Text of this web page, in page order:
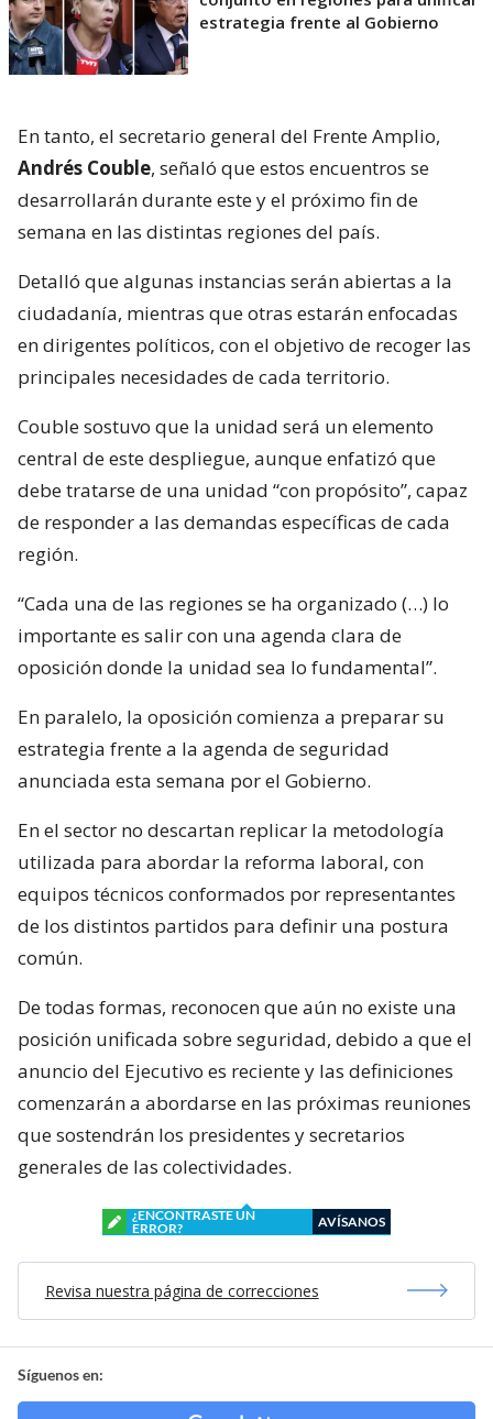
estrategia frente al Gobierno
En tanto, el secretario general del Frente Amplio,
Andrés Couble, señaló que estos encuentros se
desarrollarán durante este y el próximo fin de
semana en las distintas regiones del país.
Detalló que algunas instancias serán abiertas a la
ciudadanía, mientras que otras estarán enfocadas
en dirigentes políticos, con el objetivo de recoger las
principales necesidades de cada territorio.
Couble sostuvo que la unidad será un elemento
central de este despliegue, aunque enfatizó que
debe tratarse de una unidad “con propósito”, capaz
de responder a las demandas específicas de cada
región.
“Cada una de las regiones se ha organizado (…) lo
importante es salir con una agenda clara de
oposición donde la unidad sea lo fundamental”.
En paralelo, la oposición comienza a preparar su
estrategia frente a la agenda de seguridad
anunciada esta semana por el Gobierno.
En el sector no descartan replicar la metodología
utilizada para abordar la reforma laboral, con
equipos técnicos conformados por representantes
de los distintos partidos para definir una postura
común.
De todas formas, reconocen que aún no existe una
posición unificada sobre seguridad, debido a que el
anuncio del Ejecutivo es reciente y las definiciones
comenzarán a abordarse en las próximas reuniones
que sostendrán los presidentes y secretarios
generales de las colectividades.
¿ENCONTRASTE UN
ERROR?
AVÍSANOS
Revisa nuestra página de correcciones
Síguenos en: